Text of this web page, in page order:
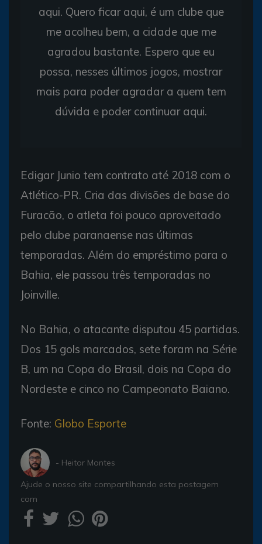
aqui. Quero ficar aqui, é um clube que
me acolheu bem, a cidade que me
agradou bastante. Espero que eu
possa, nesses últimos jogos, mostrar
mais para poder agradar a quem tem
dúvida e poder continuar aqui.
Edigar Junio tem contrato até 2018 com o
Atlético-PR. Cria das divisões de base do
Furacão, o atleta foi pouco aproveitado
pelo clube paranaense nas últimas
temporadas. Além do empréstimo para o
Bahia, ele passou três temporadas no
Joinville.
No Bahia, o atacante disputou 45 partidas.
Dos 15 gols marcados, sete foram na Série
B, um na Copa do Brasil, dois na Copa do
Nordeste e cinco no Campeonato Baiano.
Fonte: Globo Esporte
- Heitor Montes
Ajude o nosso site compartilhando esta postagem
com